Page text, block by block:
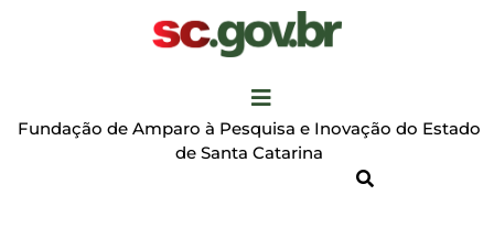
Fundação de Amparo à Pesquisa e Inovação do Estado
de Santa Catarina